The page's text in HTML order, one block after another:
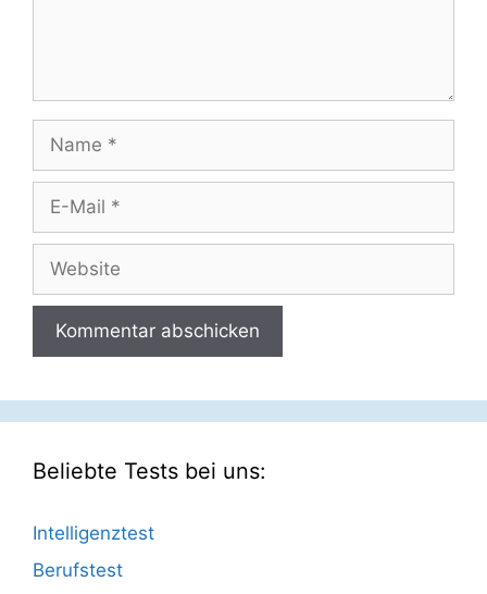
Name
Website
Beliebte Tests bei uns:
Intelligenztest
Berufstest